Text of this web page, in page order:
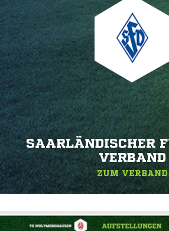
SAARLÄNDISCHER
ERBAND
ZUM VERBAND